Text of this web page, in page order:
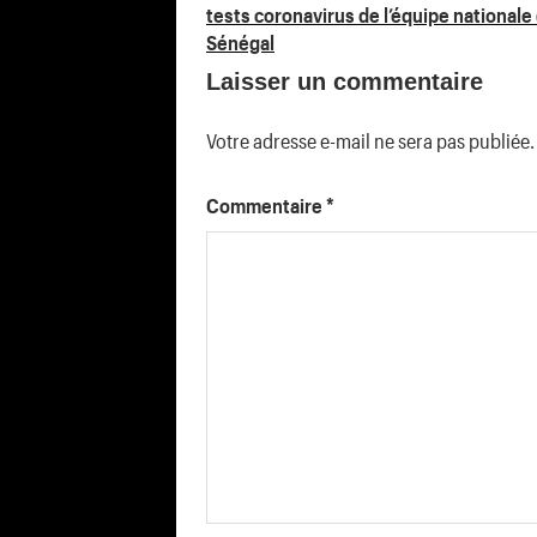
de
l’article
tests coronavirus de l’équipe nationale
Sénégal
Laisser un commentaire
Votre adresse e-mail ne sera pas publiée.
Commentaire *